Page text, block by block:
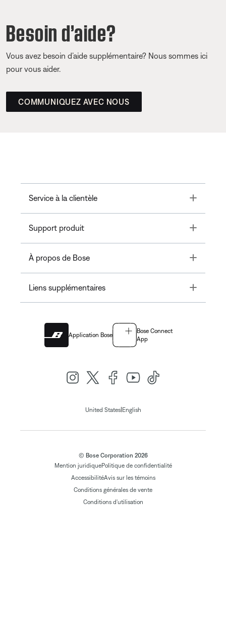
Besoin d’aide?
Vous avez besoin d’aide supplémentaire? Nous sommes ici
pour vous aider.
COMMUNIQUEZ AVEC NOUS
Service à la clientèle Toggle
Support produit Toggle
À propos de Bose Toggle
Liens supplémentaires Toggle
Application Bose
Bose Connect
App
United States| English
© Bose Corporation 2026
Mention juridiquePolitique de confidentialité
AccessibilitéAvis sur les témoins
Conditions générales de vente
Conditions d'utilisation